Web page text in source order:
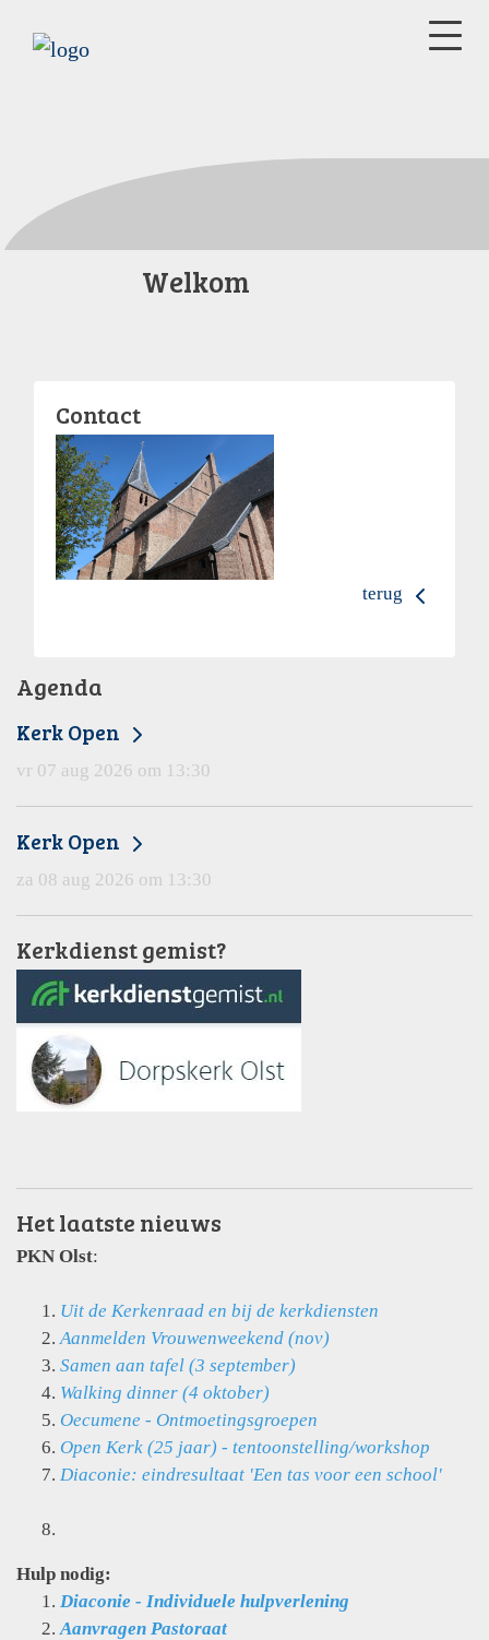
Welkom
Contact
terug
Agenda
Kerk Open
vr 07 aug 2026 om 13:30
Kerk Open
za 08 aug 2026 om 13:30
Kerkdienst gemist?
Het laatste nieuws
PKN Olst:
Uit de Kerkenraad en bij de kerkdiensten
Aanmelden Vrouwenweekend (nov)
Samen aan tafel (3 september)
Walking dinner (4 oktober)
Oecumene - Ontmoetingsgroepen
Open Kerk (25 jaar) - tentoonstelling/workshop
Diaconie: eindresultaat 'Een tas voor een school'
Hulp nodig:
Diaconie - Individuele hulpverlening
Aanvragen Pastoraat